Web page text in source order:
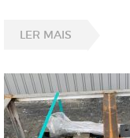
LER MAIS